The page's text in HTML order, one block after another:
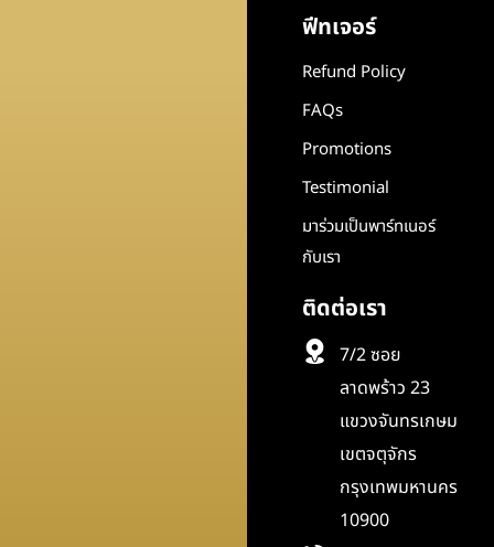
ฟีทเจอร์
Refund Policy
FAQs
Promotions
Testimonial
มาร่วมเป็นพาร์ทเนอร์
กับเรา
ติดต่อเรา
7/2 ซอย
ลาดพร้าว 23
แขวงจันทรเกษม
เขตจตุจักร
กรุงเทพมหานคร
10900